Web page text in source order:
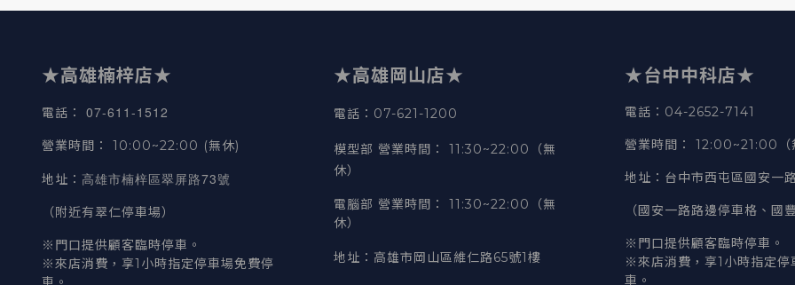
★高雄楠梓店★
電話 ： 07-611-1512
營業時間 ： 10:00~22:00 (無休)
地址 ： 高雄市楠梓區翠屏路73號
（附近有翠仁停車場）
※門口提供顧客臨時停車。
※來店消費，享1小時指定停車場免費停
★高雄岡山店★
電話：07-621-1200
模型部 營業時間 ：
11:30~22:00（無
休）
電腦部 營業時間 ：
11:30~22:00（無
休）
地址 ： 高雄市岡山區維仁路65號1樓
★台中中科店★
電話 ：04-2652-7141
營業時間 ： 12:00~21:00（
地址 ：台中市西屯區國安一
（國安一路路邊停車格、國
※門口提供顧客臨時停車。
※來店消費，享1小時指定停
車。